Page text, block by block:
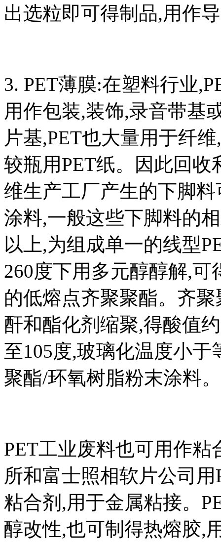
出选粒即可得制品,用作
3. PET薄膜:在塑料行业
用作包装,装饰,录音带基
片基,PET也大量用于纤
较瓶用PET纸。因此回收
维生产工厂产生的下脚
涂料,一般这些下脚料的
以上,为组成单一的线型
260度下用多元醇醇解,可
的低熔点齐聚聚酯。齐
酐和酯化剂缩聚,得酸值
至105度,玻璃化温度小
聚酯/环氧树脂粉末涂料。
PET工业废料也可用作
所和富士照相软片公司
粘合剂,用于金属粘接。
醇改性,也可制得热熔胶,